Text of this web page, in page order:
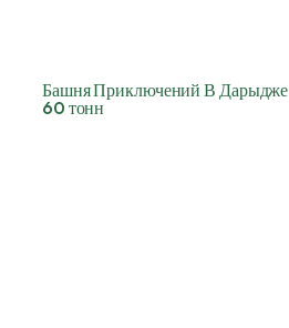
Башня Приключений В Дарыдже
60 тонн